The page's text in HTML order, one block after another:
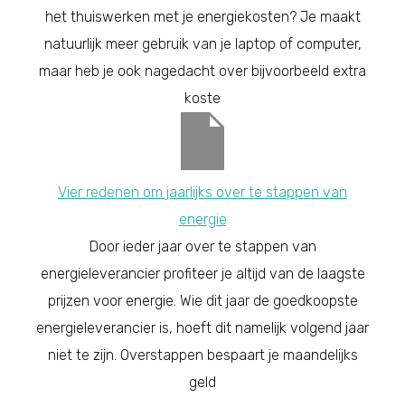
het thuiswerken met je energiekosten? Je maakt
natuurlijk meer gebruik van je laptop of computer,
maar heb je ook nagedacht over bijvoorbeeld extra
koste
Vier redenen om jaarlijks over te stappen van
energie
Door ieder jaar over te stappen van
energieleverancier profiteer je altijd van de laagste
prijzen voor energie. Wie dit jaar de goedkoopste
energieleverancier is, hoeft dit namelijk volgend jaar
niet te zijn. Overstappen bespaart je maandelijks
geld